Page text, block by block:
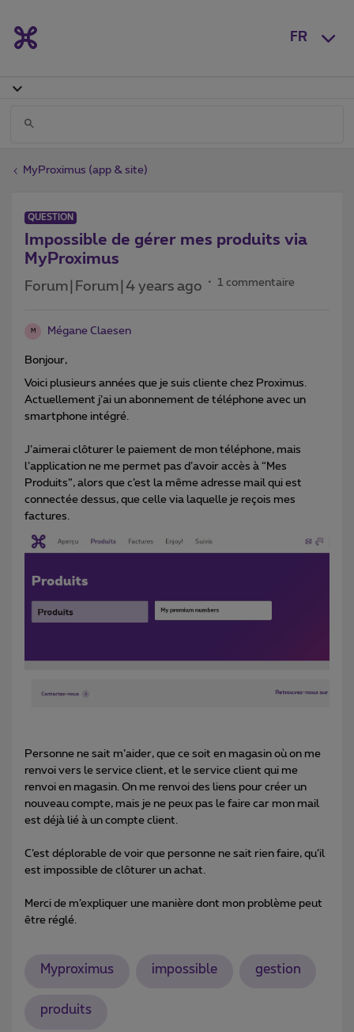
FR
MyProximus (app & site)
QUESTION
Impossible de gérer mes produits via
MyProximus
Forum|Forum|4 years ago 1 commentaire
M Mégane Claesen
Bonjour,
Voici plusieurs années que je suis cliente chez Proximus.
Actuellement j’ai un abonnement de téléphone avec un
smartphone intégré.
J’aimerai clôturer le paiement de mon téléphone, mais
l’application ne me permet pas d’avoir accès à “Mes
Produits”, alors que c’est la même adresse mail qui est
connectée dessus, que celle via laquelle je reçois mes
factures.
Personne ne sait m’aider, que ce soit en magasin où on me
renvoi vers le service client, et le service client qui me
renvoi en magasin. On me renvoi des liens pour créer un
nouveau compte, mais je ne peux pas le faire car mon mail
est déjà lié à un compte client.
C’est déplorable de voir que personne ne sait rien faire, qu’il
est impossible de clôturer un achat.
Merci de m’expliquer une manière dont mon problème peut
être réglé.
Myproximus impossible gestion
produits